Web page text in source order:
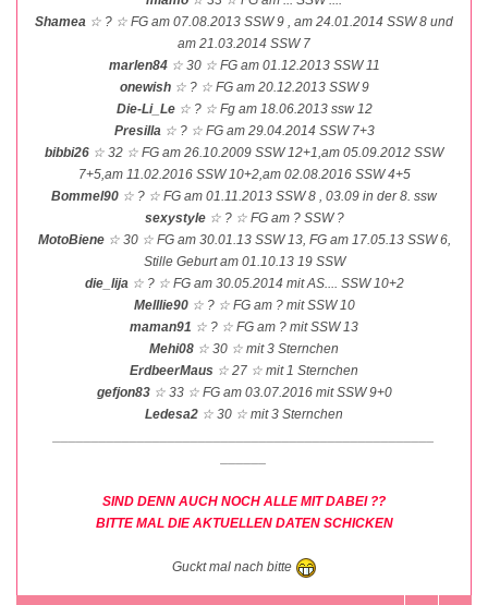
Shamea ☆ ? ☆ FG am 07.08.2013 SSW 9 , am 24.01.2014 SSW 8 und
am 21.03.2014 SSW 7
marlen84 ☆ 30 ☆ FG am 01.12.2013 SSW 11
onewish ☆ ? ☆ FG am 20.12.2013 SSW 9
Die-Li_Le ☆ ? ☆ Fg am 18.06.2013 ssw 12
Presilla ☆ ? ☆ FG am 29.04.2014 SSW 7+3
bibbi26 ☆ 32 ☆ FG am 26.10.2009 SSW 12+1,am 05.09.2012 SSW
7+5,am 11.02.2016 SSW 10+2,am 02.08.2016 SSW 4+5
Bommel90 ☆ ? ☆ FG am 01.11.2013 SSW 8 , 03.09 in der 8. ssw
sexystyle ☆ ? ☆ FG am ? SSW ?
MotoBiene ☆ 30 ☆ FG am 30.01.13 SSW 13, FG am 17.05.13 SSW 6,
Stille Geburt am 01.10.13 19 SSW
die_lija ☆ ? ☆ FG am 30.05.2014 mit AS.... SSW 10+2
Melllie90 ☆ ? ☆ FG am ? mit SSW 10
maman91 ☆ ? ☆ FG am ? mit SSW 13
Mehi08 ☆ 30 ☆ mit 3 Sternchen
ErdbeerMaus ☆ 27 ☆ mit 1 Sternchen
gefjon83 ☆ 33 ☆ FG am 03.07.2016 mit SSW 9+0
Ledesa2 ☆ 30 ☆ mit 3 Sternchen
SIND DENN AUCH NOCH ALLE MIT DABEI ??
BITTE MAL DIE AKTUELLEN DATEN SCHICKEN
Guckt mal nach bitte